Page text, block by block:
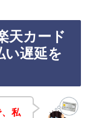
天カード
い遅延を
私